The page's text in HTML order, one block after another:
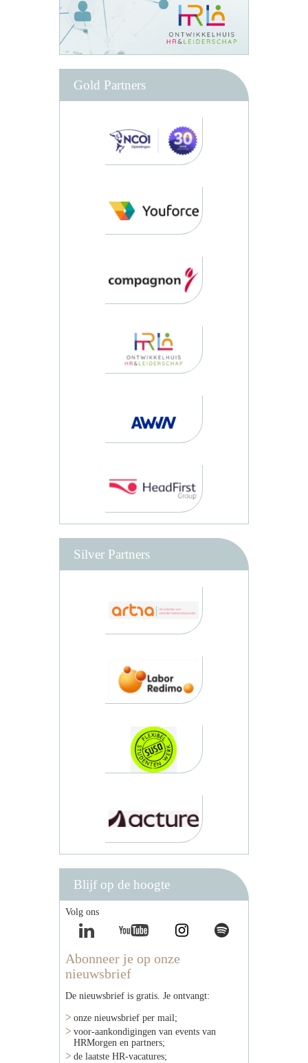
Gold Partners
Silver Partners
Blijf op de hoogte
Volg ons
Abonneer je op onze
nieuwsbrief
De nieuwsbrief is gratis. Je ontvangt:
onze nieuwsbrief per mail;
voor-aankondigingen van events van
HRMorgen en partners;
de laatste HR-vacatures;